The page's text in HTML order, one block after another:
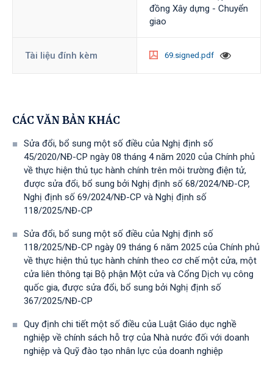
đồng Xây dựng - Chuyển
giao
Tài liệu đính kèm 69.signed.pdf
CÁC VĂN BẢN KHÁC
Sửa đổi, bổ sung một số điều của Nghị định số
45/2020/NĐ-CP ngày 08 tháng 4 năm 2020 của Chính phủ
về thực hiện thủ tục hành chính trên môi trường điện tử,
được sửa đổi, bổ sung bởi Nghị định số 68/2024/NĐ-CP,
Nghị định số 69/2024/NĐ-CP và Nghị định số
118/2025/NĐ-СР
Sửa đổi, bổ sung một số điều của Nghị định số
118/2025/NĐ-CP ngày 09 tháng 6 năm 2025 của Chính phủ
về thực hiện thủ tục hành chính theo cơ chế một cửa, một
cửa liên thông tại Bộ phận Một cửa và Cổng Dịch vụ công
quốc gia, được sửa đổi, bổ sung bởi Nghị định số
367/2025/NĐ-СР
Quy định chi tiết một số điều của Luật Giáo dục nghề
nghiệp về chính sách hỗ trợ của Nhà nước đối với doanh
nghiệp và Quỹ đào tạo nhân lực của doanh nghiệp